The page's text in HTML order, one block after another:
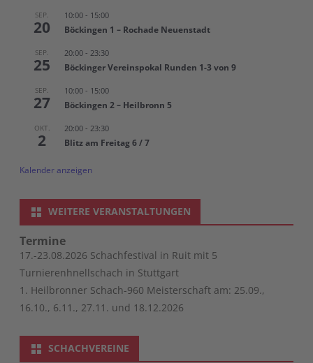
SEP.
20
10:00 - 15:00
Böckingen 1 – Rochade Neuenstadt
SEP.
25
20:00 - 23:30
Böckinger Vereinspokal Runden 1-3 von 9
SEP.
27
10:00 - 15:00
Böckingen 2 – Heilbronn 5
OKT.
2
20:00 - 23:30
Blitz am Freitag 6 / 7
Kalender anzeigen
WEITERE VERANSTALTUNGEN
Termine
17.-23.08.2026 Schachfestival in Ruit mit 5
Turnierenhnellschach in Stuttgart
1. Heilbronner Schach-960 Meisterschaft am: 25.09.,
16.10., 6.11., 27.11. und 18.12.2026
SCHACHVEREINE